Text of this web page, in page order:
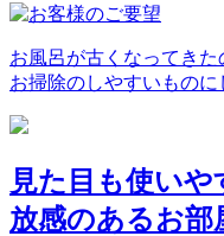
お風呂が古くなってきた
お掃除のしやすいものに
見た目も使い
放感のあるお部